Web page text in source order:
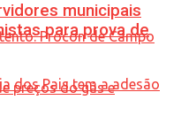
municipais
para prova de